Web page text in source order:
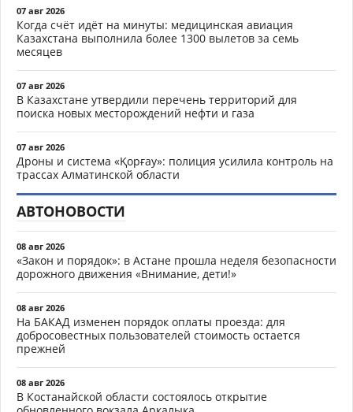
07 авг 2026
Когда счёт идёт на минуты: медицинская авиация
Казахстана выполнила более 1300 вылетов за семь
месяцев
07 авг 2026
В Казахстане утвердили перечень территорий для
поиска новых месторождений нефти и газа
07 авг 2026
Дроны и система «Қорғау»: полиция усилила контроль на
трассах Алматинской области
АВТОНОВОСТИ
08 авг 2026
«Закон и порядок»: в Астане прошла неделя безопасности
дорожного движения «Внимание, дети!»
08 авг 2026
На БАКАД изменен порядок оплаты проезда: для
добросовестных пользователей стоимость остается
прежней
08 авг 2026
В Костанайской области состоялось открытие